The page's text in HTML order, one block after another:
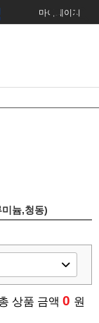
마이페이지
늄,청동)
상품 금액 0 원